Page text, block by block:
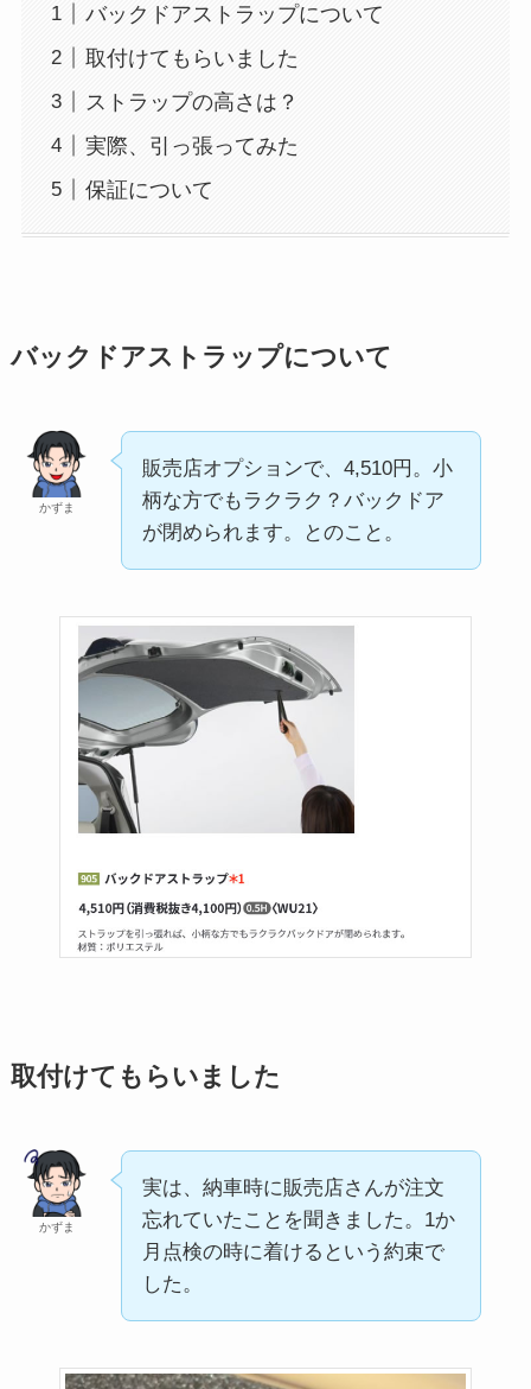
バックドアストラップについて
取付けてもらいました
ストラップの高さは？
実際、引っ張ってみた
保証について
バックドアストラップについて
かずま
販売店オプションで、4,510円。小
柄な方でもラクラク？バックドア
が閉められます。とのこと。
取付けてもらいました
かずま
実は、納車時に販売店さんが注文
忘れていたことを聞きました。1か
月点検の時に着けるという約束で
した。